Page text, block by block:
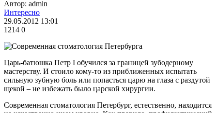
Автор: admin
Интересно
29.05.2012 13:01
1214 0
Царь-батюшка Петр I обучился за границей зубодерному
мастерству. И стоило кому-то из приближенных испытать
сильную зубную боль или попасться царю на глаза с раздутой
щекой – не избежать было царской хирургии.
Современная стоматология Петербург, естественно, находится